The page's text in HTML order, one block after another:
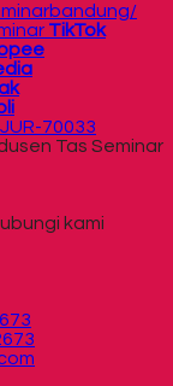
TikTok
70033
Tas Seminar
kami